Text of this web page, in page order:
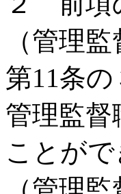
（管理
第11条
管理監
ことがで